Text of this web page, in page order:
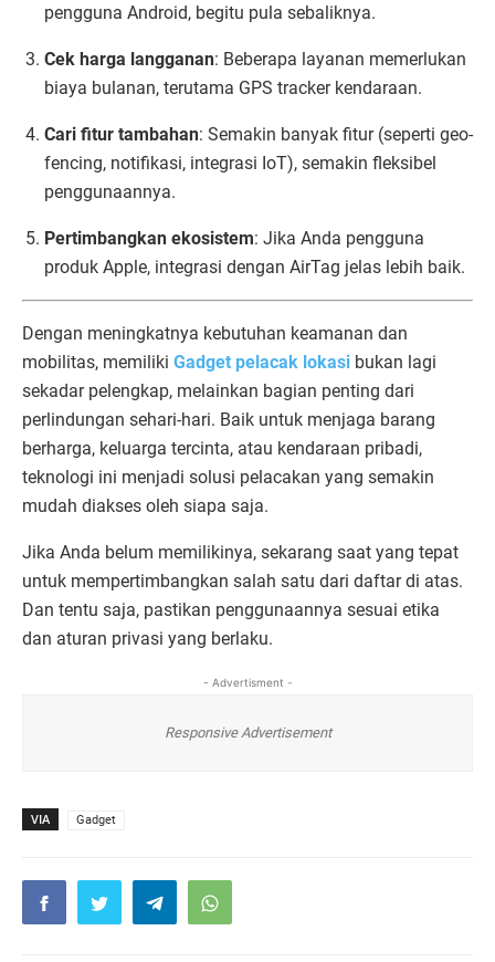
pengguna Android, begitu pula sebaliknya.
Cek harga langganan: Beberapa layanan memerlukan
biaya bulanan, terutama GPS tracker kendaraan.
Cari fitur tambahan: Semakin banyak fitur (seperti geo-
fencing, notifikasi, integrasi IoT), semakin fleksibel
penggunaannya.
Pertimbangkan ekosistem: Jika Anda pengguna
produk Apple, integrasi dengan AirTag jelas lebih baik.
Dengan meningkatnya kebutuhan keamanan dan
mobilitas, memiliki Gadget pelacak lokasi bukan lagi
sekadar pelengkap, melainkan bagian penting dari
perlindungan sehari-hari. Baik untuk menjaga barang
berharga, keluarga tercinta, atau kendaraan pribadi,
teknologi ini menjadi solusi pelacakan yang semakin
mudah diakses oleh siapa saja.
Jika Anda belum memilikinya, sekarang saat yang tepat
untuk mempertimbangkan salah satu dari daftar di atas.
Dan tentu saja, pastikan penggunaannya sesuai etika
dan aturan privasi yang berlaku.
- Advertisment -
Responsive Advertisement
VIA Gadget